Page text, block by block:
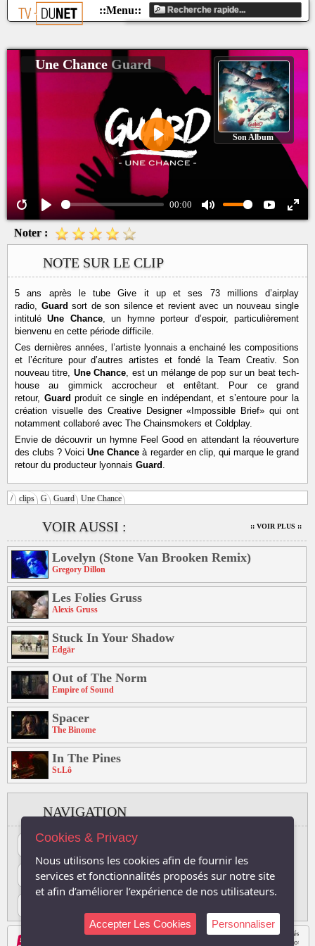
00:00
Play
Une Chance Guard
Son Album
/ clips G Guard Une Chance
VOIR AUSSI : :: VOIR PLUS ::
Lovelyn (Stone Van Brooken Remix)
Gregory Dillon
Les Folies Gruss
Alexis Gruss
Stuck In Your Shadow
Edgär
Out of The Norm
Empire of Sound
Spacer
The Binome
In The Pines
St.Lô
NAVIGATION
A B C D
L M N O P Q R S T U
Noter :
NOTE SUR LE CLIP
5 ans après le tube Give it up et ses 73 millions d’airplay
radio, Guard sort de son silence et revient avec un nouveau single
intituléUne Chance, un hymne porteur d’espoir, particulièrement
bienvenu en cette période difficile.
Ces dernières années, l’artiste lyonnais a enchainé les compositions
et l’écriture pour d’autres artistes et fondé la Team Creativ. Son
nouveau titre, Une Chance, est un mélange de pop sur un beat tech-
house au gimmick accrocheur et entêtant. Pour ce grand
retour, Guard produit ce single en indépendant, et s’entoure pour la
création visuelle des Creative Designer «Impossible Brief» qui ont
notamment collaboré avec The Chainsmokers et Coldplay.
Envie de découvrir un hymne Feel Good en attendant la réouverture
des clubs ? VoiciUne Chanceà regarder en clip, qui marque le grand
retour du producteur lyonnais Guard .
Les logos, Media , marques, et iconographies relatifs à toutes autres sociétés,
Le site respecte le droit d'auteur. Tous les droits des auteurs des oeuvres
Cookies & Privacy
Nous utilisons les cookies afin de fournir les
services et fonctionnalités proposés sur notre site
et afin d’améliorer l’expérience de nos utilisateurs.
Accepter Les Cookies Personnaliser